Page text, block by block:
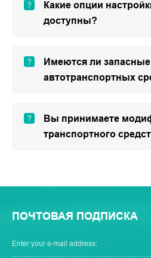
Какие опции
доступны?
Имеются ли
автотранспортных
Вы принимаете
транспортного
ПОЧТОВАЯ ПОДПИСКА